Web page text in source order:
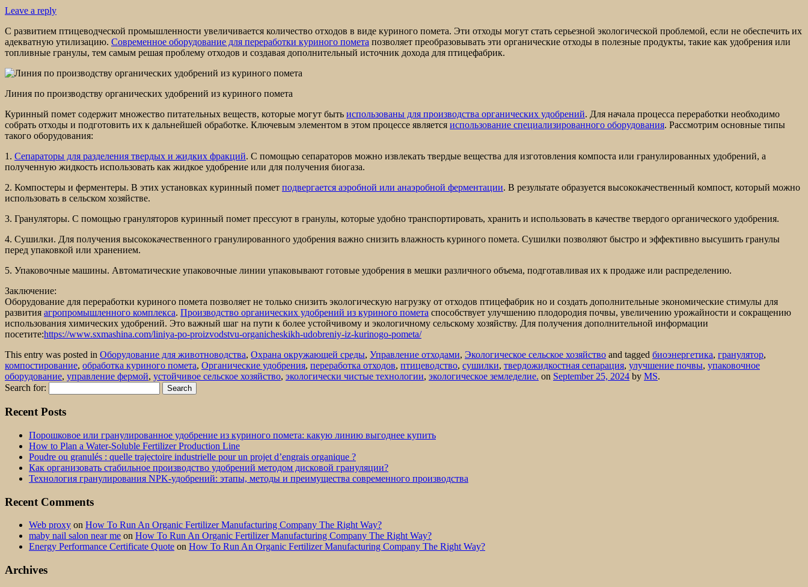
Leave a reply
С развитием птицеводческой промышленности увеличивается количество отходов в виде куриного помета. Эти отходы могут стать серьезной экологической проблемой, если не обеспечить их
адекватную утилизацию. Современное оборудование для переработки куриного помета позволяет преобразовывать эти органические отходы в полезные продукты, такие как удобрения или
топливные гранулы, тем самым решая проблему отходов и создавая дополнительный источник дохода для птицефабрик.
Линия по производству органических удобрений из куриного помета
Куринный помет содержит множество питательных веществ, которые могут быть использованы для производства органических удобрений. Для начала процесса переработки необходимо
собрать отходы и подготовить их к дальнейшей обработке. Ключевым элементом в этом процессе является использование специализированного оборудования. Рассмотрим основные типы
такого оборудования:
1. Сепараторы для разделения твердых и жидких фракций. С помощью сепараторов можно извлекать твердые вещества для изготовления компоста или гранулированных удобрений, а
полученную жидкость использовать как жидкое удобрение или для получения биогаза.
2. Компостеры и ферментеры. В этих установках куринный помет подвергается аэробной или анаэробной ферментации. В результате образуется высококачественный компост, который можно
использовать в сельском хозяйстве.
3. Грануляторы. С помощью грануляторов куринный помет прессуют в гранулы, которые удобно транспортировать, хранить и использовать в качестве твердого органического удобрения.
4. Сушилки. Для получения высококачественного гранулированного удобрения важно снизить влажность куриного помета. Сушилки позволяют быстро и эффективно высушить гранулы
перед упаковкой или хранением.
5. Упаковочные машины. Автоматические упаковочные линии упаковывают готовые удобрения в мешки различного объема, подготавливая их к продаже или распределению.
Заключение:
Оборудование для переработки куриного помета позволяет не только снизить экологическую нагрузку от отходов птицефабрик но и создать дополнительные экономические стимулы для
развития агропромышленного комплекса. Производство органических удобрений из куриного помета способствует улучшению плодородия почвы, увеличению урожайности и сокращению
использования химических удобрений. Это важный шаг на пути к более устойчивому и экологичному сельскому хозяйству. Для получения дополнительной информации
посетите:https://www.sxmashina.com/liniya-po-proizvodstvu-organicheskikh-udobreniy-iz-kurinogo-pometa/
This entry was posted in Оборудование для животноводства, Охрана окружающей среды, Управление отходами, Экологическое сельское хозяйство and tagged биоэнергетика, гранулятор,
компостирование, обработка куриного помета, Органические удобрения, переработка отходов, птицеводство, сушилки, твердожидкостная сепарация, улучшение почвы, упаковочное
оборудование, управление фермой, устойчивое сельское хозяйство, экологически чистые технологии, экологическое земледелие. on September 25, 2024 by MS.
Search for:
Recent Posts
Порошковое или гранулированное удобрение из куриного помета: какую линию выгоднее купить
How to Plan a Water-Soluble Fertilizer Production Line
Poudre ou granulés : quelle trajectoire industrielle pour un projet d’engrais organique ?
Как организовать стабильное производство удобрений методом дисковой грануляции?
Технология гранулирования NPK-удобрений: этапы, методы и преимущества современного производства
Recent Comments
Web proxy on How To Run An Organic Fertilizer Manufacturing Company The Right Way?
maby nail salon near me on How To Run An Organic Fertilizer Manufacturing Company The Right Way?
Energy Performance Certificate Quote on How To Run An Organic Fertilizer Manufacturing Company The Right Way?
Archives